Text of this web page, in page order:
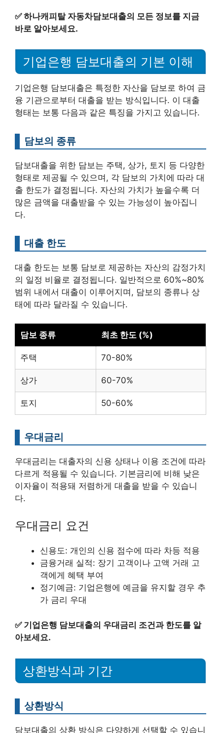
✅하나캐피탈 자동차담보대출의 모든 정보를 지금
바로 알아보세요.
기업은행 담보대출의 기본 이해
기업은행 담보대출은 특정한 자산을 담보로 하여 금
융 기관으로부터 대출을 받는 방식입니다. 이 대출
형태는 보통 다음과 같은 특징을 가지고 있습니다.
담보의 종류
담보대출을 위한 담보는 주택, 상가, 토지 등 다양한
형태로 제공될 수 있으며, 각 담보의 가치에 따라 대
출 한도가 결정됩니다. 자산의 가치가 높을수록 더
많은 금액을 대출받을 수 있는 가능성이 높아집니
다.
대출 한도
대출 한도는 보통 담보로 제공하는 자산의 감정가치
의 일정 비율로 결정됩니다. 일반적으로 60%~80%
범위 내에서 대출이 이루어지며, 담보의 종류나 상
태에 따라 달라질 수 있습니다.
담보 종류 최초 한도 (%)
주택 70-80%
상가 60-70%
토지 50-60%
우대금리
우대금리는 대출자의 신용 상태나 이용 조건에 따라
다르게 적용될 수 있습니다. 기본금리에 비해 낮은
이자율이 적용돼 저렴하게 대출을 받을 수 있습니
다.
우대금리 요건
신용도: 개인의 신용 점수에 따라 차등 적용
금융거래 실적: 장기 고객이나 고액 거래 고
객에게 혜택 부여
정기예금: 기업은행에 예금을 유지할 경우 추
가 금리 우대
✅ 기업은행 담보대출의 우대금리 조건과 한도를 알
아보세요.
상환방식과 기간
상환방식
담보대출의 상환 방식은 다양하게 선택할 수 있습니